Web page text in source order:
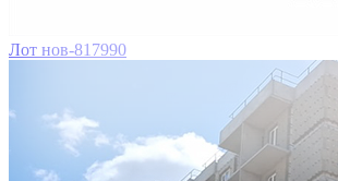
Лот нов-817990